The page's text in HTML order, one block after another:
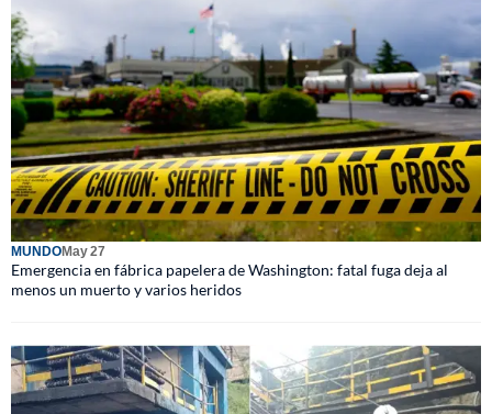
MUNDOMay 27
Emergencia en fábrica papelera de Washington: fatal fuga deja al
menos un muerto y varios heridos